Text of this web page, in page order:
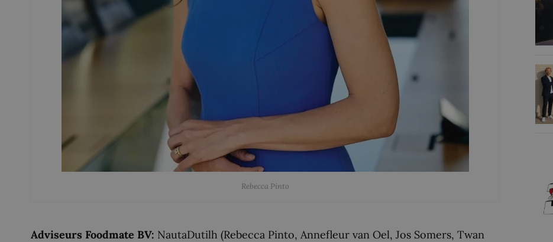
Rebecca Pinto
Adviseurs Foodmate BV: NautaDutilh (Rebecca Pinto, Annefleur van Oel, Jos Somers, Twan